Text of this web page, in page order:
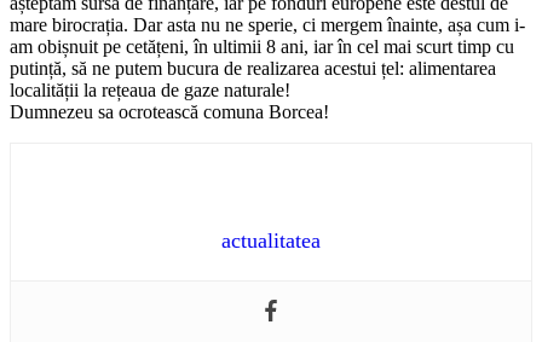
mare birocrația. Dar asta nu ne sperie, ci mergem înainte, așa cum i-
am obișnuit pe cetățeni, în ultimii 8 ani, iar în cel mai scurt timp cu
putință, să ne putem bucura de realizarea acestui țel: alimentarea
localității la rețeaua de gaze naturale!
Dumnezeu sa ocrotească comuna Borcea!
actualitatea